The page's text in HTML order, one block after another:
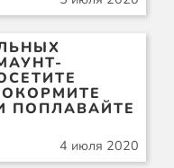
ПОПЛАВАЙТЕ
4 июля 2020